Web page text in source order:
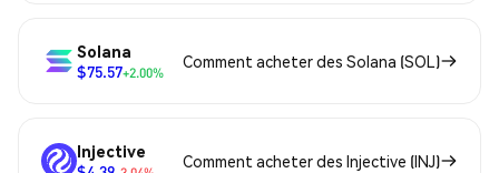
Solana
$75.57+2.00%
Comment acheter des Solana (SOL)
Injective
Comment acheter des Injective (INJ)